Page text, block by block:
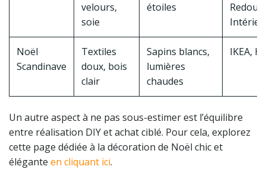
velours,
soie
étoiles
Noël
Scandinave
Textiles
doux, bois
clair
Sapins blancs,
lumières
chaudes
IKEA,
Un autre aspect à ne pas sous-estimer est l’équilibre
entre réalisation DIY et achat ciblé. Pour cela, explorez
cette page dédiée à la décoration de Noël chic et
élégante en cliquant ici.